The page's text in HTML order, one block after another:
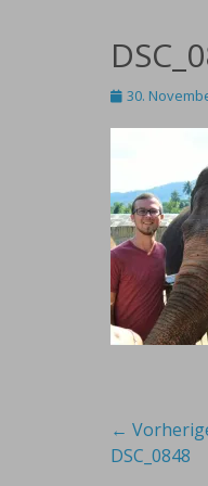
Posted
30.
←
Vorheriger
DSC_0848